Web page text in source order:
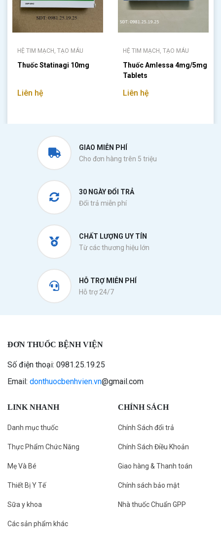
HỆ TIM MẠCH, TẠO MÁU
Thuốc Statinagi 10mg
Liên hệ
HỆ TIM MẠCH, TẠO MÁU
Thuốc Amlessa 4mg/5mg
Tablets
Liên hệ
GIAO MIỄN PHÍ
Cho đơn hàng trên 5 triệu
30 NGÀY ĐỔI TRẢ
Đổi trả miễn phí
CHẤT LƯỢNG UY TÍN
Từ các thương hiệu lớn
HỖ TRỢ MIỄN PHÍ
Hỗ trợ 24/7
ĐƠN THUỐC BỆNH VIỆN
Số điện thoại: 0981.25.19.25
Email: donthuocbenhvien.vn@gmail.com
LINK NHANH
Danh mục thuốc
Thực Phẩm Chức Năng
Mẹ Và Bé
Thiết Bị Y Tế
Sữa y khoa
Các sản phẩm khác
CHÍNH SÁCH
Chính Sách đổi trả
Chính Sách Điều Khoản
Giao hàng & Thanh toán
Chính sách bảo mật
Nhà thuốc Chuẩn GPP